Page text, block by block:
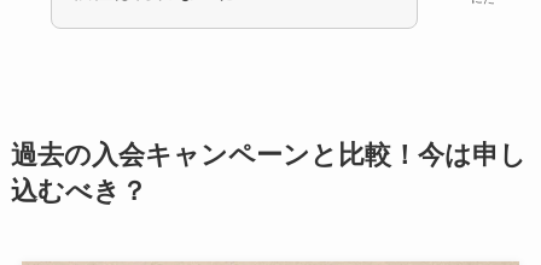
過去の入会キャンペーンと比較！今は申し
込むべき？